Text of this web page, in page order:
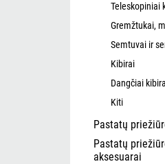
Teleskopiniai
Gremžtukai,
Semtuvai ir
Kibirai
Dangčiai
Kiti
Pastatų
Pastatų
aksesuarai